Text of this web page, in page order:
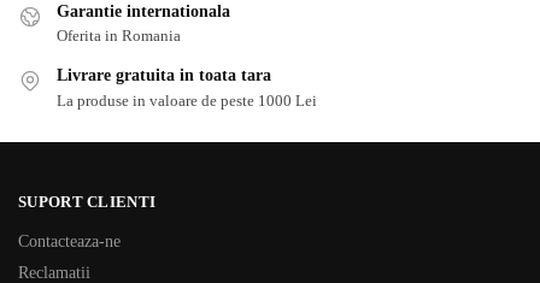
Garantie internationala
Oferita in Romania
Livrare gratuita in toata tara
La produse in valoare de peste 1000 Lei
SUPORT CLIENTI
Contacteaza-ne
Reclamatii